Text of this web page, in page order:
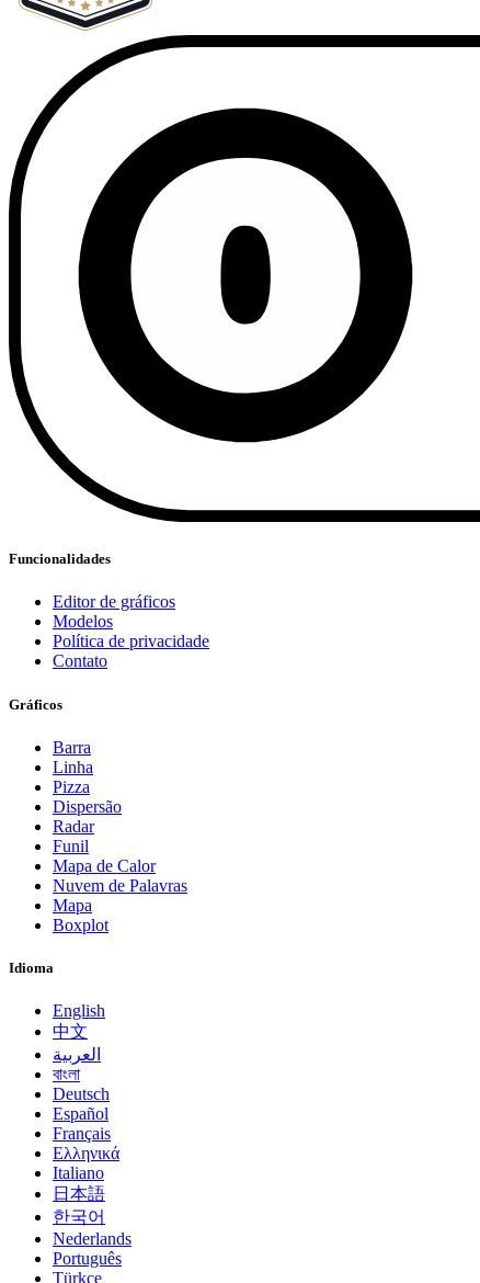
Funcionalidades
Editor de gráficos
Modelos
Política de privacidade
Contato
Gráficos
Barra
Linha
Pizza
Dispersão
Radar
Funil
Mapa de Calor
Nuvem de Palavras
Mapa
Boxplot
Idioma
English
中文
العربية
বাংলা
Deutsch
Español
Français
Ελληνικά
Italiano
日本語
한국어
Nederlands
Português
Türkçe